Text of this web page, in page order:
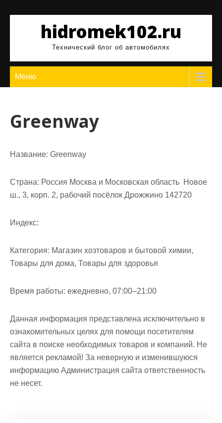
содержимомуhidromek102.ru
Технический блог об автомобилях
Меню
Greenway
Название: Greenway
Страна: Россия Москва и Московская область Новое
ш., 3, корп. 2, рабочий посёлок Дрожжино 142720
Индекс:
Категория: Магазин хозтоваров и бытовой химии,
Товары для дома, Товары для здоровья
Время работы: ежедневно, 07:00–21:00
Данная информация представлена исключительно в
ознакомительных целях для помощи посетителям
сайта в поиске необходимых товаров и компаний. Не
является рекламой! За неверную и изменившуюся
информацию Администрация сайта ответственность
не несет.